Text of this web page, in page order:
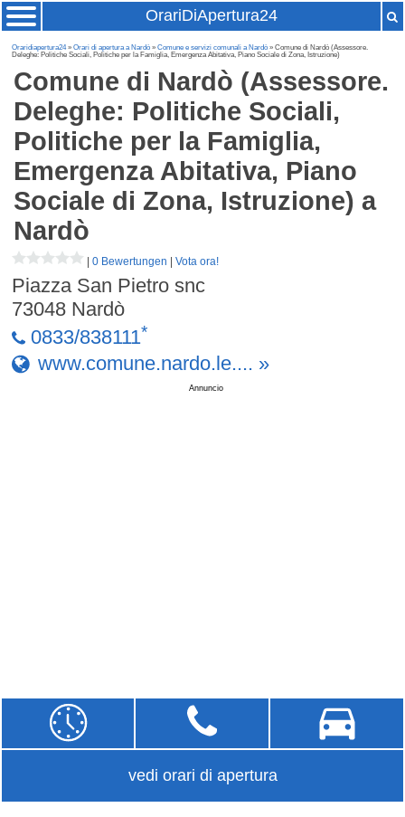
OrariDiApertura24
Oraridiapertura24»Orari di apertura a Nardò »Comune e servizi comunali a Nardò » Comune di Nardò (Assessore.
Deleghe: Politiche Sociali, Politiche per la Famiglia, Emergenza Abitativa, Piano Sociale di Zona, Istruzione)
Comune di Nardò (Assessore.
Deleghe: Politiche Sociali,
Politiche per la Famiglia,
Emergenza Abitativa, Piano
Sociale di Zona, Istruzione) a
Nardò
|0 Bewertungen |Vota ora!
Piazza San Pietro snc
73048 Nardò
0833/838111*
www.comune.nardo.le.... »
Annuncio
vedi orari di apertura